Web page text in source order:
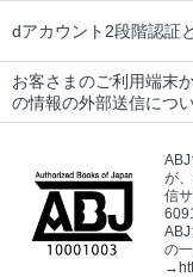
dアカウント2段階認証
お客さまのご利用端末
の情報の外部送信につ
が
信
の
→